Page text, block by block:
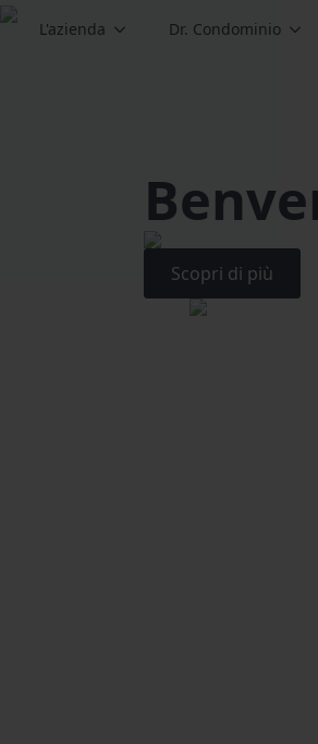
L'azienda Dr. Condominio
Scopri di più